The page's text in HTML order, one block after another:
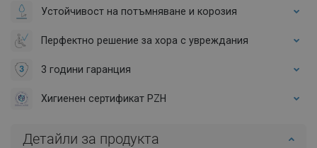
Устойчивост на потъмняване и корозия
Перфектно решение за хора с увреждания
3 години гаранция
Хигиенен сертификат PZH
Детайли за продукта